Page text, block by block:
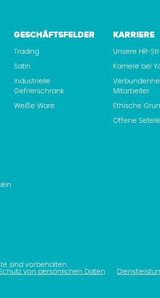
GESCHÄFTSFELDER
Trading
Satin
Industrielle
Gefrierschrank
Weiße Ware
KARRIERE
Unsere HR-
Karriere bei
Mitarbeiter
Ethische
Offene
sind vorbehalten.
von persönlichen Daten